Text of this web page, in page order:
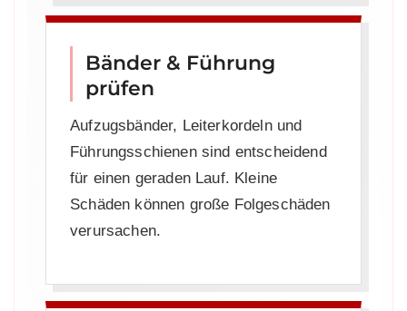
Bänder & Führung
prüfen
Aufzugsbänder, Leiterkordeln und
Führungsschienen sind entscheidend
für einen geraden Lauf. Kleine
Schäden können große Folgeschäden
verursachen.